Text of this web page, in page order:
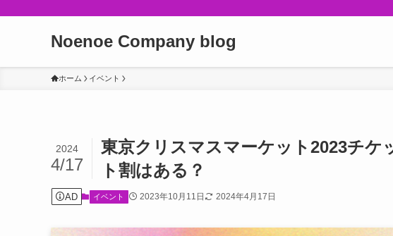
Noenoe Company blog
ホーム イベント
東京クリスマスマーケット2023チケ
ト割はある？
2024
4/17
AD イベント 2023年10月11日 2024年4月17日